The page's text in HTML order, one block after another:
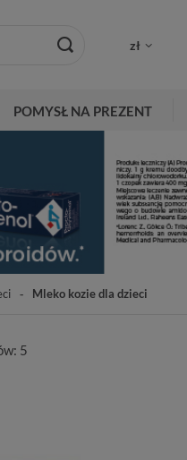
zł
POMYSŁ NA PREZENT
Mleko kozie dla dzieci
5